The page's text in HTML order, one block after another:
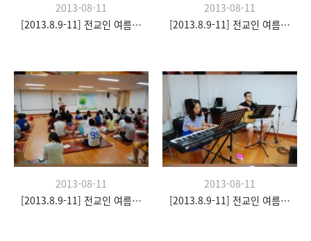
2013-08-11
[2013.8.9-11] 전교인 여름수련회- "이쉼 전쉼"
2013-08-11
[2013.8.9-11] 전교인 여름수련회- "이쉼 전쉼"
2013-08-11
[2013.8.9-11] 전교인 여름수련회- "이쉼 전쉼"
2013-08-11
[2013.8.9-11] 전교인 여름수련회- "이쉼 전쉼"